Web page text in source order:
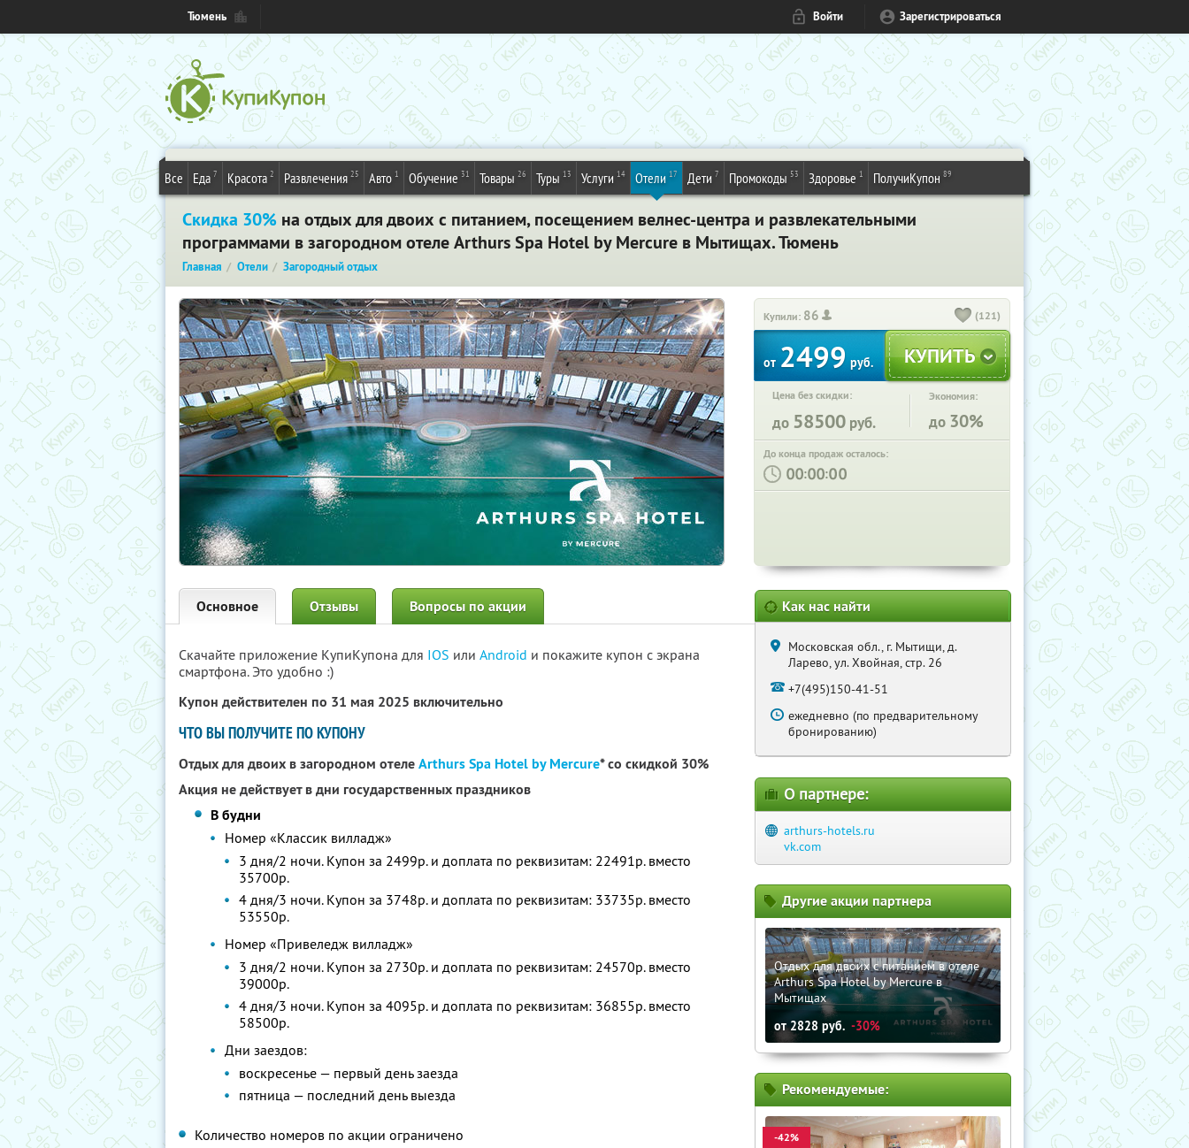
Тюмень Войти Зарегистрироваться
Все Еда 7 Красота 2 Развлечения 25 Авто 1 Обучение 31 Товары 26 Туры 13 Услуги 14 Отели 17 Дети 7 Промокоды 53 Здоровье 1 ПолучиКупон 89
Скидка 30% на отдых для двоих с питанием, посещением велнес-центра и развлекательными
программами в загородном отеле Arthurs Spa Hotel by Mercure в Мытищах. Тюмень
Главная Отели Загородный отдых
Купили: 86 (121)
от 2499 руб.
Цена без скидки:
до 58500 руб.
Экономия:
до 30%
До конца продаж осталось:
: :
Основное Отзывы Вопросы по акции
Скачайте приложение КупиКупона для IOS или Android и покажите купон с экрана
смартфона. Это удобно :)
Купон действителен по 31 мая 2025 включительно
ЧТО ВЫ ПОЛУЧИТЕ ПО КУПОНУ
Отдых для двоих в загородном отелеArthurs Spa Hotel by Mercure* со скидкой 30%
Акция не действует в дни государственных праздников
В будни
Номер «Классик вилладж»
3 дня/2 ночи. Купон за 2499р. и доплата по реквизитам: 22491р. вместо
35700р.
4 дня/3 ночи. Купон за 3748р. и доплата по реквизитам: 33735р. вместо
53550р.
Номер «Привеледж вилладж»
3 дня/2 ночи. Купон за 2730р. и доплата по реквизитам: 24570р. вместо
39000р.
4 дня/3 ночи. Купон за 4095р. и доплата по реквизитам: 36855р. вместо
58500р.
Дни заездов:
воскресенье — первый день заезда
пятница — последний день выезда
Количество номеров по акции ограничено
Как нас найти
Московская обл., г. Мытищи, д.
Ларево, ул. Хвойная, стр. 26
+7(495)150-41-51
ежедневно (по предварительному
бронированию)
О партнере:
arthurs-hotels.ru
vk.com
Другие акции партнера
Отдых для двоих с питанием в отеле
Arthurs Spa Hotel by Mercure в
Мытищах
от2828 руб. -30%
Рекомендуемые:
-42%